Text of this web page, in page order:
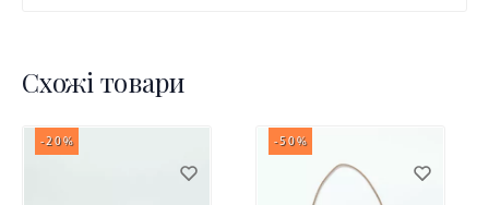
Схожі товари
-20% -50%